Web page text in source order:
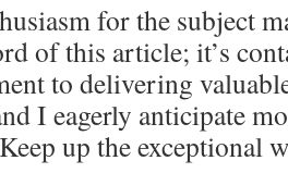
for the subject
of this article; it’s
to delivering
I eagerly anticipate
up the exceptional